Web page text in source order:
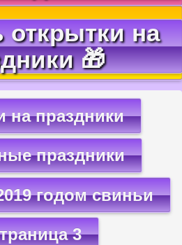
открытки на
🎁
на праздники
праздники
годом свиньи
3